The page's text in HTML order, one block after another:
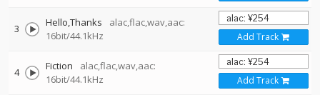
3 Hello,Thanks
alac,flac,wav,aac:
16bit/44.1kHz
Add Track
4 Fiction
alac,flac,wav,aac:
16bit/44.1kHz
Add Track